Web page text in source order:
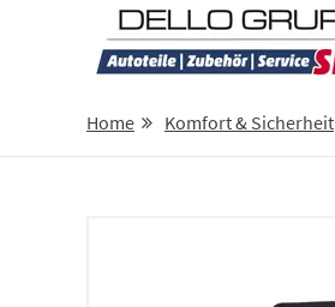
Home Komfort & Sicherheit